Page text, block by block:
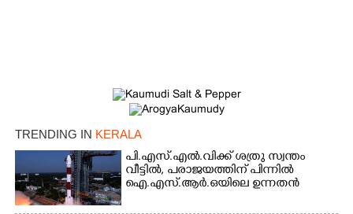
TRENDING IN KERALA
പി.എസ്.എൽ.വിക്ക് ശത്രു സ്വന്തം
വീട്ടിൽ,​ പരാജയത്തിന് പിന്നിൽ
ഐ.എസ്.ആർ.ഒയിലെ ഉന്നതൻ